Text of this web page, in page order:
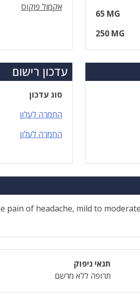
65 MG
250 MG
אקמול פוקוס
עדכון רישום
סוג עדכון
החמרה לעלון
החמרה לעלון
pain of headache, mild to
תנאי ניפוק
תרופה ללא מרשם